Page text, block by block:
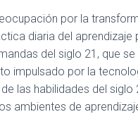
por la
diaria del aprendizaje
del siglo 21, que
impulsado por la
las habilidades del siglo
ambientes de